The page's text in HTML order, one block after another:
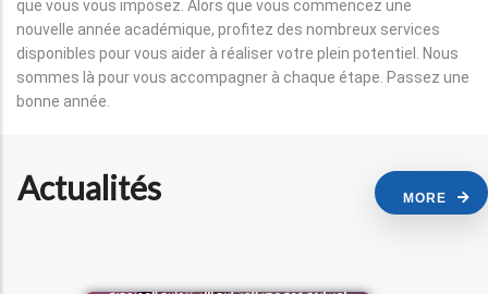
que vous vous imposez. Alors que vous commencez une
nouvelle année académique, profitez des nombreux services
disponibles pour vous aider à réaliser votre plein potentiel. Nous
sommes là pour vous accompagner à chaque étape. Passez une
bonne année.
Actualités MORE